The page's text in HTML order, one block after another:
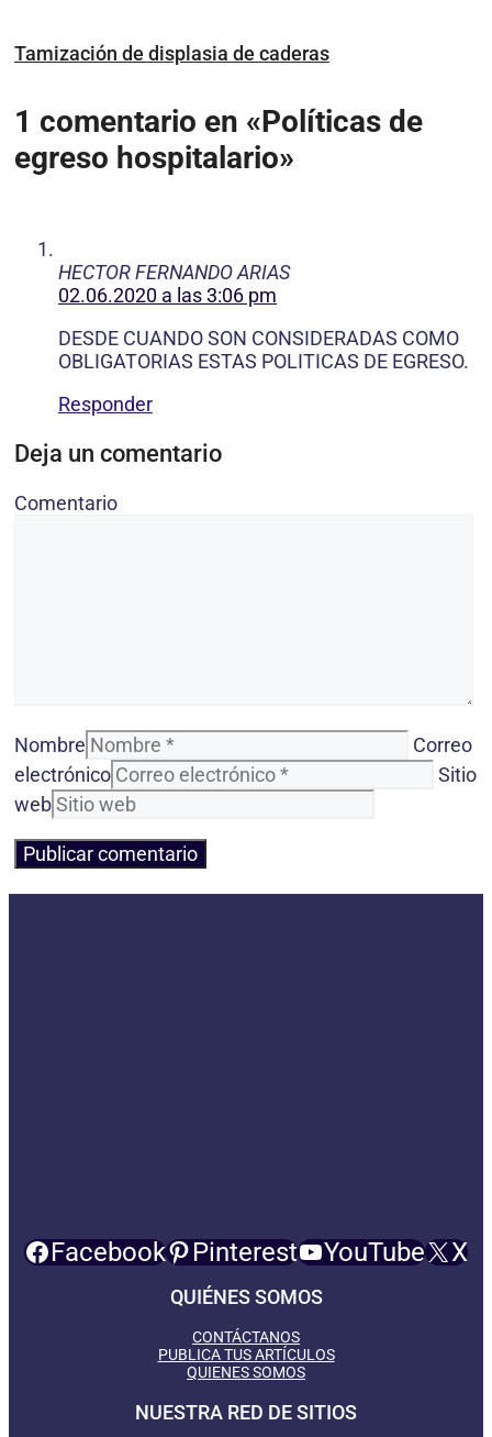
Tamización de displasia de caderas
1 comentario en «Políticas de
egreso hospitalario»
HECTOR FERNANDO ARIAS
02.06.2020 a las 3:06 pm
DESDE CUANDO SON CONSIDERADAS COMO
OBLIGATORIAS ESTAS POLITICAS DE EGRESO.
Responder
Deja un comentario
Comentario
Nombre
Correo
electrónico
Sitio
web
Facebook Pinterest YouTube X
QUIÉNES SOMOS
CONTÁCTANOS
PUBLICA TUS ARTÍCULOS
QUIENES SOMOS
NUESTRA RED DE SITIOS